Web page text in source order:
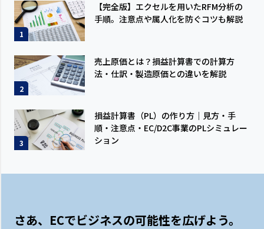
1
【完全版】エクセルを用いたRFM分析の
手順。注意点や属人化を防ぐコツも解説
2
売上原価とは？損益計算書での計算方
法・仕訳・製造原価との違いを解説
3
損益計算書（PL）の作り方｜見方・手
順・注意点・EC/D2C事業のPLシミュレー
ション
さあ、ECでビジネスの可能性を広げよう。